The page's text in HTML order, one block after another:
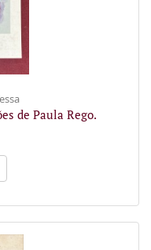
de Paula Rego.